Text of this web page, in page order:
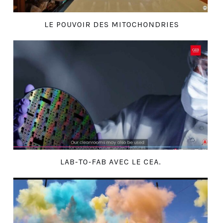
LE POUVOIR DES MITOCHONDRIES
LAB-TO-FAB AVEC LE CEA.